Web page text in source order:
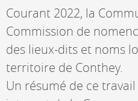
Courant 2022, la
Commission de
des lieux-dits et noms
territoire de Conthey.
Un résumé de ce